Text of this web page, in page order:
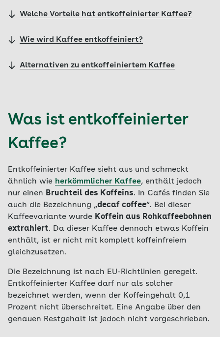
Welche Vorteile hat entkoffeinierter Kaffee?
Wie wird Kaffee entkoffeiniert?
Alternativen zu entkoffeiniertem Kaffee
Was ist entkoffeinierter
Kaffee?
Entkoffeinierter Kaffee sieht aus und schmeckt
ähnlich wie herkömmlicher Kaffee, enthält jedoch
nur einen Bruchteil des Koffeins. In Cafés finden Sie
auch die Bezeichnung „decaf coffee“. Bei dieser
Kaffeevariante wurde Koffein aus Rohkaffeebohnen
extrahiert. Da dieser Kaffee dennoch etwas Koffein
enthält, ist er nicht mit komplett koffeinfreiem
gleichzusetzen.
Die Bezeichnung ist nach EU-Richtlinien geregelt.
Entkoffeinierter Kaffee darf nur als solcher
bezeichnet werden, wenn der Koffeingehalt 0,1
Prozent nicht überschreitet. Eine Angabe über den
genauen Restgehalt ist jedoch nicht vorgeschrieben.